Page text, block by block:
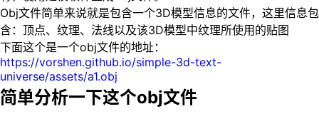
Obj文件简单来说就是包含一个3D模型信息的文件，这里信息包
含：顶点、纹理、法线以及该3D模型中纹理所使用的贴图
下面这个是一个obj文件的地址：
https://vorshen.github.io/simple-3d-text-
universe/assets/a1.obj
简单分析一下这个obj文件